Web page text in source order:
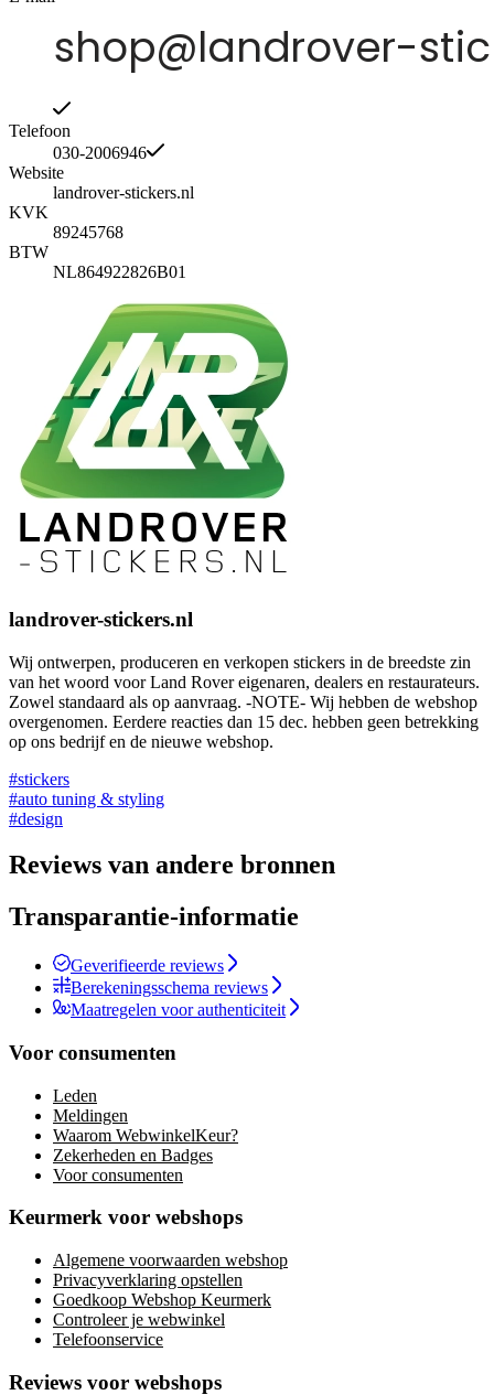
Telefoon
030-2006946
Website
landrover-stickers.nl
KVK
89245768
BTW
NL864922826B01
landrover-stickers.nl
Wij ontwerpen, produceren en verkopen stickers in de breedste zin
van het woord voor Land Rover eigenaren, dealers en restaurateurs.
Zowel standaard als op aanvraag. -NOTE- Wij hebben de webshop
overgenomen. Eerdere reacties dan 15 dec. hebben geen betrekking
op ons bedrijf en de nieuwe webshop.
#stickers
#auto tuning & styling
#design
Reviews van andere bronnen
Transparantie-informatie
Geverifieerde reviews
Berekeningsschema reviews
Maatregelen voor authenticiteit
Voor consumenten
Leden
Meldingen
Waarom WebwinkelKeur?
Zekerheden en Badges
Voor consumenten
Keurmerk voor webshops
Algemene voorwaarden webshop
Privacyverklaring opstellen
Goedkoop Webshop Keurmerk
Controleer je webwinkel
Telefoonservice
Reviews voor webshops